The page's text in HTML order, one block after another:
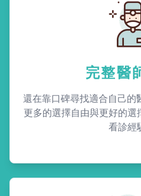
完整醫
還在靠口碑尋找適合自己的
更多的選擇自由與更好的選
看診經